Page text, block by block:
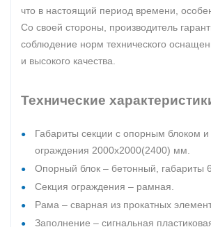
что в настоящий период времени,
Со своей стороны, производитель
соблюдение норм технического
и высокого качества.
Технические
Габариты секции с опорным блоком и
ограждения 2000х2000(2400) мм.
Опорный блок – бетонный, габариты
Секция ограждения – рамная.
Рама – сварная из прокатных
Заполнение – сигнальная